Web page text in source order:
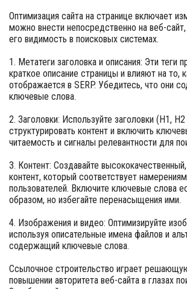
Оптимизация сайта на странице включает
можно внести непосредственно на веб-
его видимость в поисковых системах.
1. Метатеги заголовка и описания: Эти теги
краткое описание страницы и влияют на то,
отображается в SERP. Убедитесь, что они
ключевые слова.
2. Заголовки: Используйте заголовки (H1,
структурировать контент и включить
читаемость и сигналы релевантности для
3. Контент: Создавайте
контент, который соответствует
пользователей. Включите ключевые слова
образом, но избегайте перенасыщения ими.
4. Изображения и видео: Оптимизируйте
используя описательные имена файлов и
содержащий ключевые слова.
Ссылочное строительство играет
повышении авторитета веб-сайта в глазах